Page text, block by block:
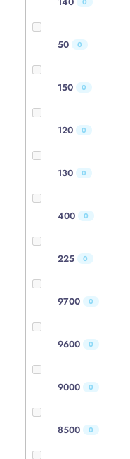
50 0
150 0
120 0
130 0
400 0
225 0
9700 0
9600 0
9000 0
8500 0